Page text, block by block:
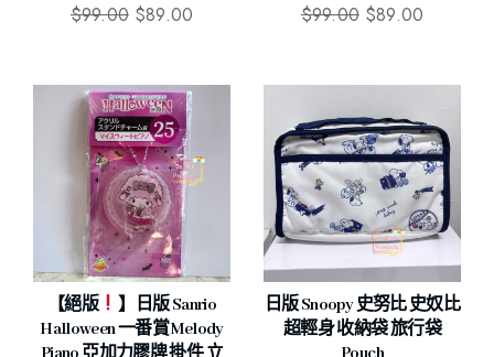
$99.00 $89.00 $99.00 $89.00
【絕版
】日版 Sanrio
Halloween 一番賞 Melody
日版 Snoopy 史努比 史奴比
超輕身 收納袋 旅行袋